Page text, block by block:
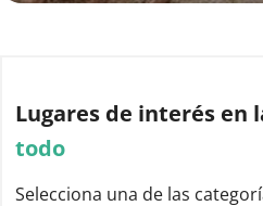
Lugares de interés en
todo
Selecciona una de las